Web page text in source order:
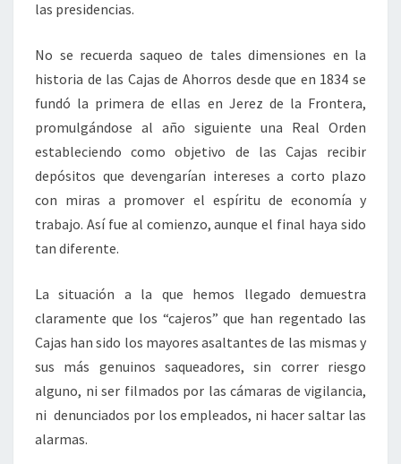
las presidencias.
No se recuerda saqueo de tales dimensiones en la
historia de las Cajas de Ahorros desde que en 1834 se
fundó la primera de ellas en Jerez de la Frontera,
promulgándose al año siguiente una Real Orden
estableciendo como objetivo de las Cajas recibir
depósitos que devengarían intereses a corto plazo
con miras a promover el espíritu de economía y
trabajo. Así fue al comienzo, aunque el final haya sido
tan diferente.
La situación a la que hemos llegado demuestra
claramente que los “cajeros” que han regentado las
Cajas han sido los mayores asaltantes de las mismas y
sus más genuinos saqueadores, sin correr riesgo
alguno, ni ser filmados por las cámaras de vigilancia,
ni denunciados por los empleados, ni hacer saltar las
alarmas.